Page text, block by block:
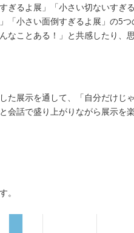
ぎるよ展」「小さい切ないすぎ
小さい面倒すぎるよ展」の5つ
なことある！」と共感したり、
た展示を通して、「自分だけじ
会話で盛り上がりながら展示を
。